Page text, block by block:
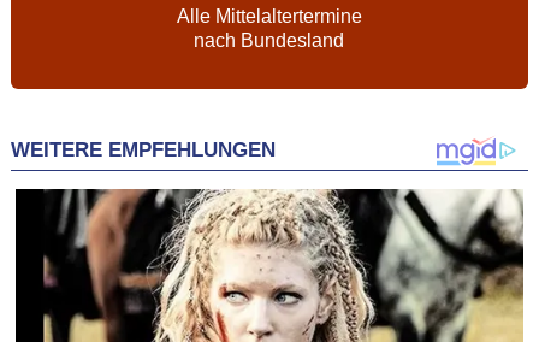
Alle Mittelaltertermine
nach Bundesland